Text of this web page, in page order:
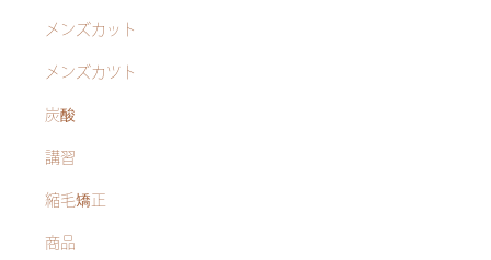
メンズカット
メンズカツト
炭酸
講習
縮毛矯正
商品